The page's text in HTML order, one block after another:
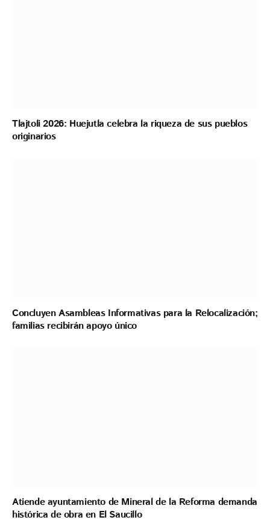
Tlajtoli 2026: Huejutla celebra la riqueza de sus pueblos
originarios
Concluyen Asambleas Informativas para la Relocalización;
familias recibirán apoyo único
Atiende ayuntamiento de Mineral de la Reforma demanda
histórica de obra en El Saucillo